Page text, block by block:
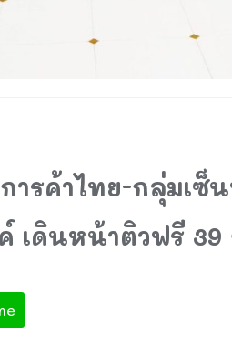
รค้าไทย-กลุ่มเซ็น
เดินหน้าติวฟรี 39